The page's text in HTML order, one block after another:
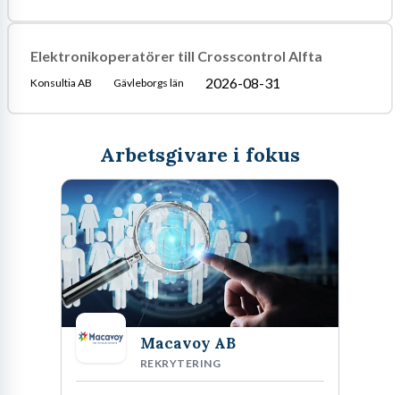
Elektronikoperatörer till Crosscontrol Alfta
Konsultia AB Gävleborgs län 2026-08-31
Arbetsgivare i fokus
Macavoy AB
REKRYTERING